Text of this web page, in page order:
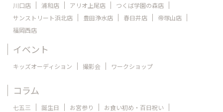
川口店
浦和店 アリオ上尾店
つくば学園の森店
サンストリート浜北店
豊田浄水店 春日井店
帝塚山店
福岡西店
イベント
キッズオーディション 撮影会 ワークショップ
コラム
七五三 誕生日 お宮参り
お食い初め・百日祝い